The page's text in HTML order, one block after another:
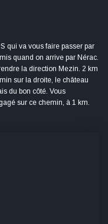
qui va vous faire passer par
quand on arrive par Nérac.
la direction Mezin. 2 km
sur la droite, le château
du bon côté. Vous
sur ce chemin, à 1 km.